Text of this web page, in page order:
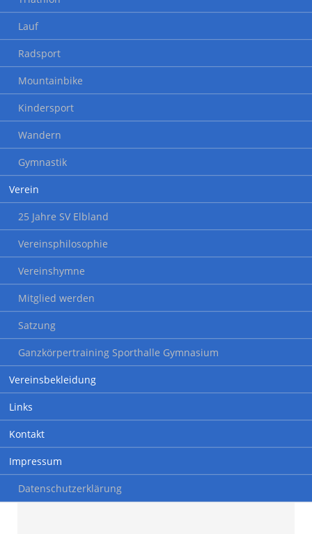
Lauf
Radsport
Mountainbike
Kindersport
Wandern
Gymnastik
Verein
25 Jahre SV Elbland
Vereinsphilosophie
Vereinshymne
Mitglied werden
Satzung
Ganzkörpertraining Sporthalle Gymnasium
Vereinsbekleidung
Links
Kontakt
Impressum
Datenschutzerklärung